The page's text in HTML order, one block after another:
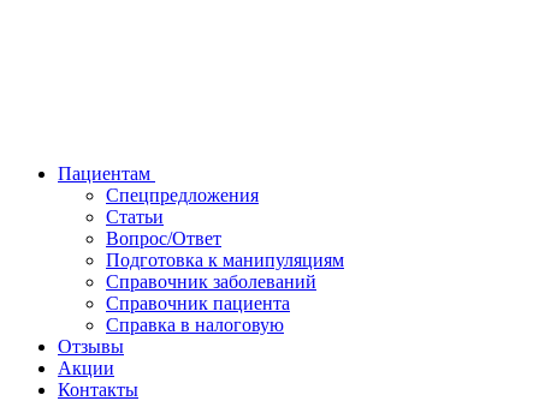
Пациентам
Спецпредложения
Статьи
Вопрос/Ответ
Подготовка к манипуляциям
Справочник заболеваний
Справочник пациента
Справка в налоговую
Отзывы
Акции
Контакты